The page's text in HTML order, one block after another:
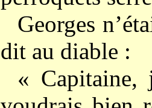
Georges
dit au diable :
« Capitaine,